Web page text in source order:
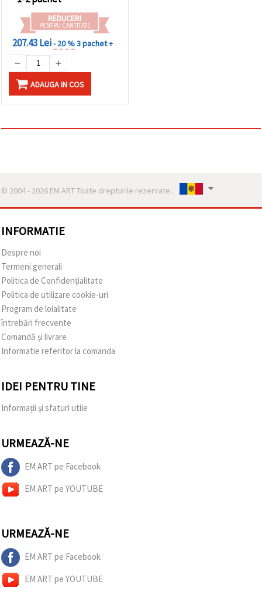
REDUCERI
PENTRU CANTITATE
207.43 Lei- 20 %3 pachet +
ADAUGA IN COS
© 2004 - 2026 EM ART Toate drepturile rezervate..
INFORMATIE
Despre noi
Termeni generali
Politica de Confidențialitate
Politica de utilizare cookie-uri
Program de loialitate
întrebări frecvente
Comandă și livrare
Informatie referitor la comanda
IDEI PENTRU TINE
Informații și sfaturi utile
URMEAZĂ-NE
EM ART pe Facebook
EM ART pe YOUTUBE
URMEAZĂ-NE
EM ART pe Facebook
EM ART pe YOUTUBE